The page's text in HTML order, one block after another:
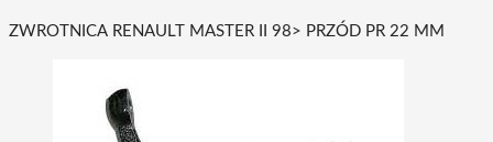
ZWROTNICA RENAULT MASTER II 98> PRZÓD PR 22 MM